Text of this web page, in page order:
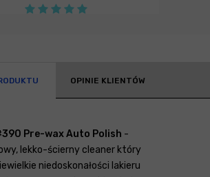
OPINIE KLIENTÓW
Pre-wax Auto Polish -
lekko-ścierny cleaner który
niedoskonałości lakieru